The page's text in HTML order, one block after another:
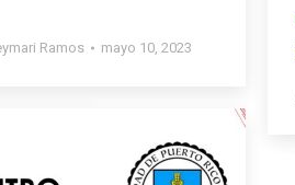
Ramos mayo 10, 2023